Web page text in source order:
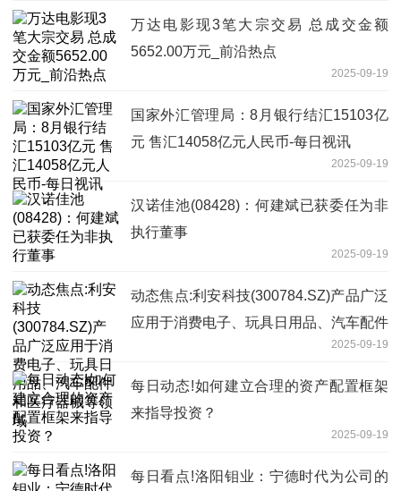
万达电影现3笔大宗交易 总成交金额
5652.00万元_前沿热点
2025-09-19
国家外汇管理局：8月银行结汇15103亿
元 售汇14058亿元人民币-每日视讯
2025-09-19
汉诺佳池(08428)：何建斌已获委任为非
执行董事
2025-09-19
动态焦点:利安科技(300784.SZ)产品广泛
应用于消费电子、玩具日用品、汽车配件
2025-09-19
每日动态!如何建立合理的资产配置框架
来指导投资？
2025-09-19
每日看点!洛阳钼业：宁德时代为公司的